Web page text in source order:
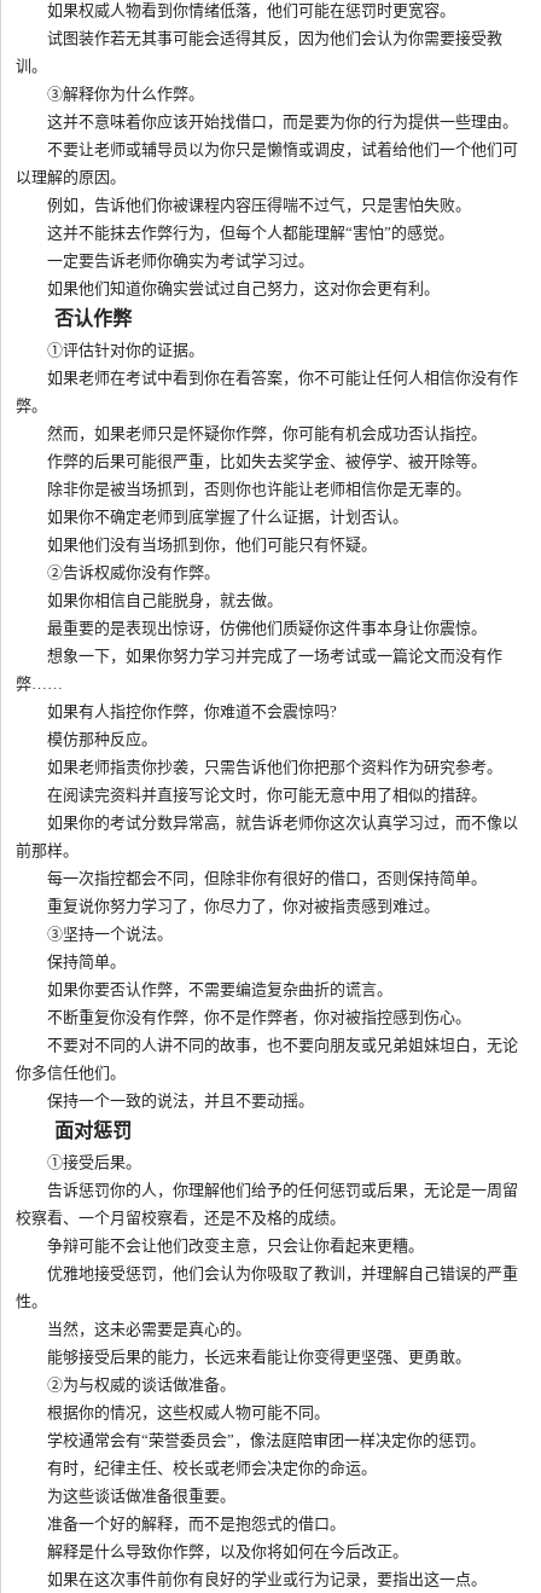
如果权威人物看到你情绪低落，他们可能在惩罚时更宽容。
试图装作若无其事可能会适得其反，因为他们会认为你需要接受教
训。
③解释你为什么作弊。
这并不意味着你应该开始找借口，而是要为你的行为提供一些理由。
不要让老师或辅导员以为你只是懒惰或调皮，试着给他们一个他们可
以理解的原因。
例如，告诉他们你被课程内容压得喘不过气，只是害怕失败。
这并不能抹去作弊行为，但每个人都能理解“害怕”的感觉。
一定要告诉老师你确实为考试学习过。
如果他们知道你确实尝试过自己努力，这对你会更有利。
否认作弊
①评估针对你的证据。
如果老师在考试中看到你在看答案，你不可能让任何人相信你没有作
弊。
然而，如果老师只是怀疑你作弊，你可能有机会成功否认指控。
作弊的后果可能很严重，比如失去奖学金、被停学、被开除等。
除非你是被当场抓到，否则你也许能让老师相信你是无辜的。
如果你不确定老师到底掌握了什么证据，计划否认。
如果他们没有当场抓到你，他们可能只有怀疑。
②告诉权威你没有作弊。
如果你相信自己能脱身，就去做。
最重要的是表现出惊讶，仿佛他们质疑你这件事本身让你震惊。
想象一下，如果你努力学习并完成了一场考试或一篇论文而没有作
弊……
如果有人指控你作弊，你难道不会震惊吗?
模仿那种反应。
如果老师指责你抄袭，只需告诉他们你把那个资料作为研究参考。
在阅读完资料并直接写论文时，你可能无意中用了相似的措辞。
如果你的考试分数异常高，就告诉老师你这次认真学习过，而不像以
前那样。
每一次指控都会不同，但除非你有很好的借口，否则保持简单。
重复说你努力学习了，你尽力了，你对被指责感到难过。
③坚持一个说法。
保持简单。
如果你要否认作弊，不需要编造复杂曲折的谎言。
不断重复你没有作弊，你不是作弊者，你对被指控感到伤心。
不要对不同的人讲不同的故事，也不要向朋友或兄弟姐妹坦白，无论
你多信任他们。
保持一个一致的说法，并且不要动摇。
面对惩罚
①接受后果。
告诉惩罚你的人，你理解他们给予的任何惩罚或后果，无论是一周留
校察看、一个月留校察看，还是不及格的成绩。
争辩可能不会让他们改变主意，只会让你看起来更糟。
优雅地接受惩罚，他们会认为你吸取了教训，并理解自己错误的严重
性。
当然，这未必需要是真心的。
能够接受后果的能力，长远来看能让你变得更坚强、更勇敢。
②为与权威的谈话做准备。
根据你的情况，这些权威人物可能不同。
学校通常会有“荣誉委员会”，像法庭陪审团一样决定你的惩罚。
有时，纪律主任、校长或老师会决定你的命运。
为这些谈话做准备很重要。
准备一个好的解释，而不是抱怨式的借口。
解释是什么导致你作弊，以及你将如何在今后改正。
如果在这次事件前你有良好的学业或行为记录，要指出这一点。